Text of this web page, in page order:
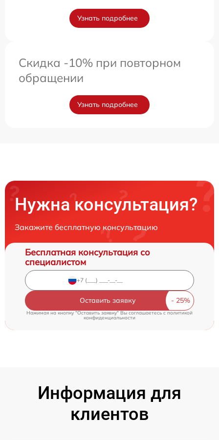
Узнать подробнее
Скидка -10% при повторном
обращении
Узнать подробнее
Нужна консультация?
Закажите бесплатную консультацию
Бесплатная консультация со
специалистом
Оставить заявку
Нажимая на кнопку "Оставить заявку" Вы соглашаетесь cполитикой
конфиденциальности
Информация для
клиентов